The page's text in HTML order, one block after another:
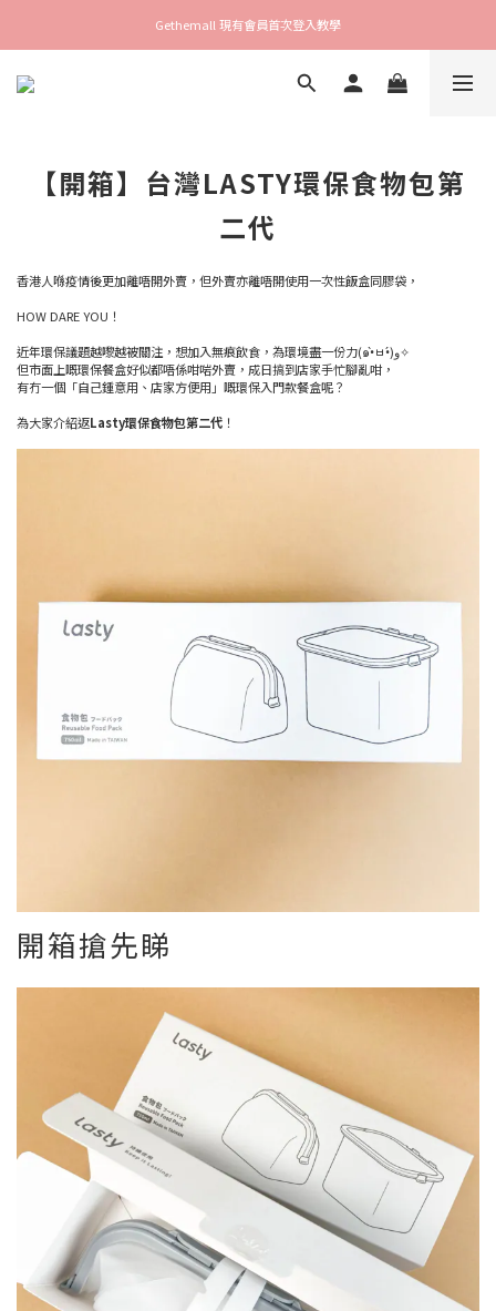
Gethemall 現有會員首次登入教學
【開箱】台灣LASTY環保食物包第
二代
香港人喺疫情後更加離唔開外賣，但外賣亦離唔開使用一次性飯盒同膠袋，
HOW DARE YOU！
近年環保議題越嚟越被關注，想加入無痕飲食，為環境盡一份力(๑•̀ㅂ•́)و✧
但市面上嘅環保餐盒好似都唔係咁啱外賣，成日搞到店家手忙腳亂咁，
有冇一個「自己鍾意用、店家方便用」嘅環保入門款餐盒呢？
為大家介紹返Lasty環保食物包第二代 ！
開箱搶先睇